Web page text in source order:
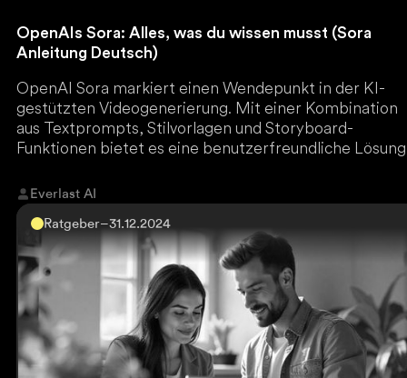
OpenAIs Sora: Alles, was du wissen musst (Sora
Anleitung Deutsch)
OpenAI Sora markiert einen Wendepunkt in der KI-
gestützten Videogenerierung. Mit einer Kombination
aus Textprompts, Stilvorlagen und Storyboard-
Funktionen bietet es eine benutzerfreundliche Lösung
ChatGPT Plus oder Pro, wobei Everlast AI mit einem
deutschen Tutorial den optimalen Einstieg ermöglicht.
Everlast AI
Ratgeber–31.12.2024